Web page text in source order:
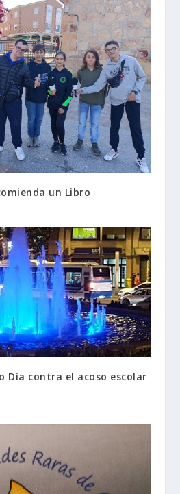
un Libro
Día contra el acoso escolar